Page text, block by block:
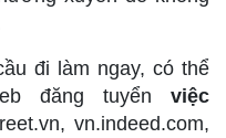
đi làm ngay, có thể
đăng tuyển việc
vn.indeed.com,